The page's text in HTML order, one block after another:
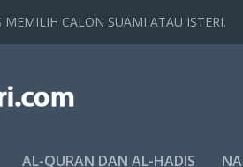
MEMILIH CALON SUAMI ATAU ISTERI.
AL-QURAN DAN AL-HADIS